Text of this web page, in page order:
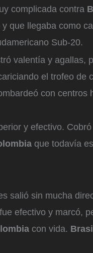
complicada contra
que llegaba como
Sub-20.
valentía y agallas,
el trofeo de
con centros
y efectivo.
que todavía
salió sin mucha
efectivo y marcó,
con vida.